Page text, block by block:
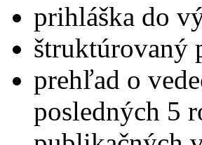
prihláška do
štruktúrovaný
prehľad o
posledných 5